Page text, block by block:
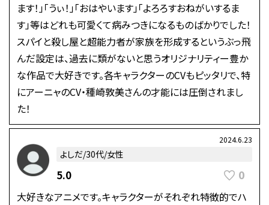
ます！」「うぃ！」「おはやいます」「よろろすおねがいするま
す」等はどれも可愛くて病みつきになるものばかりでした！
スパイと殺し屋と超能力者が家族を形成するというぶっ飛
んだ設定は、過去に類がないと思うオリジナリティー豊か
な作品で大好きです。各キャラクターのCVもピッタリで、特
にアーニャのCV・種崎敦美さんの才能には圧倒されまし
た！
2024.6.23
よしだ/30代/女性
5.0 0
大好きなアニメです。キャラクターがそれぞれ特徴的でハ